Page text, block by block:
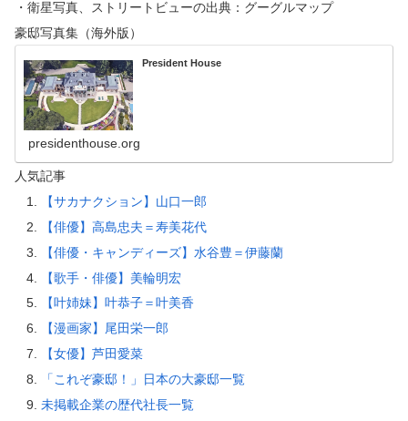
・衛星写真、ストリートビューの出典：グーグルマップ
豪邸写真集（海外版）
President House
presidenthouse.org
人気記事
【サカナクション】山口一郎
【俳優】高島忠夫＝寿美花代
【俳優・キャンディーズ】水谷豊＝伊藤蘭
【歌手・俳優】美輪明宏
【叶姉妹】叶恭子＝叶美香
【漫画家】尾田栄一郎
【女優】芦田愛菜
「これぞ豪邸！」日本の大豪邸一覧
未掲載企業の歴代社長一覧